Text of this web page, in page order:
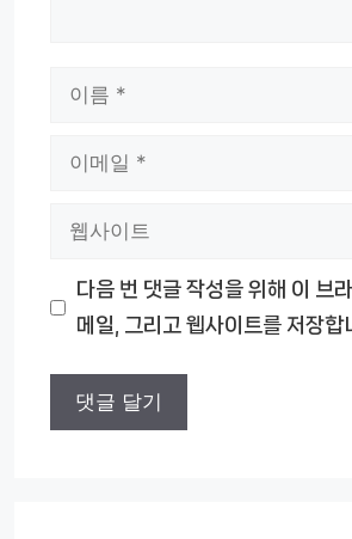
다음 번 댓글 작성을 위해 이 브
메일, 그리고 웹사이트를 저장합